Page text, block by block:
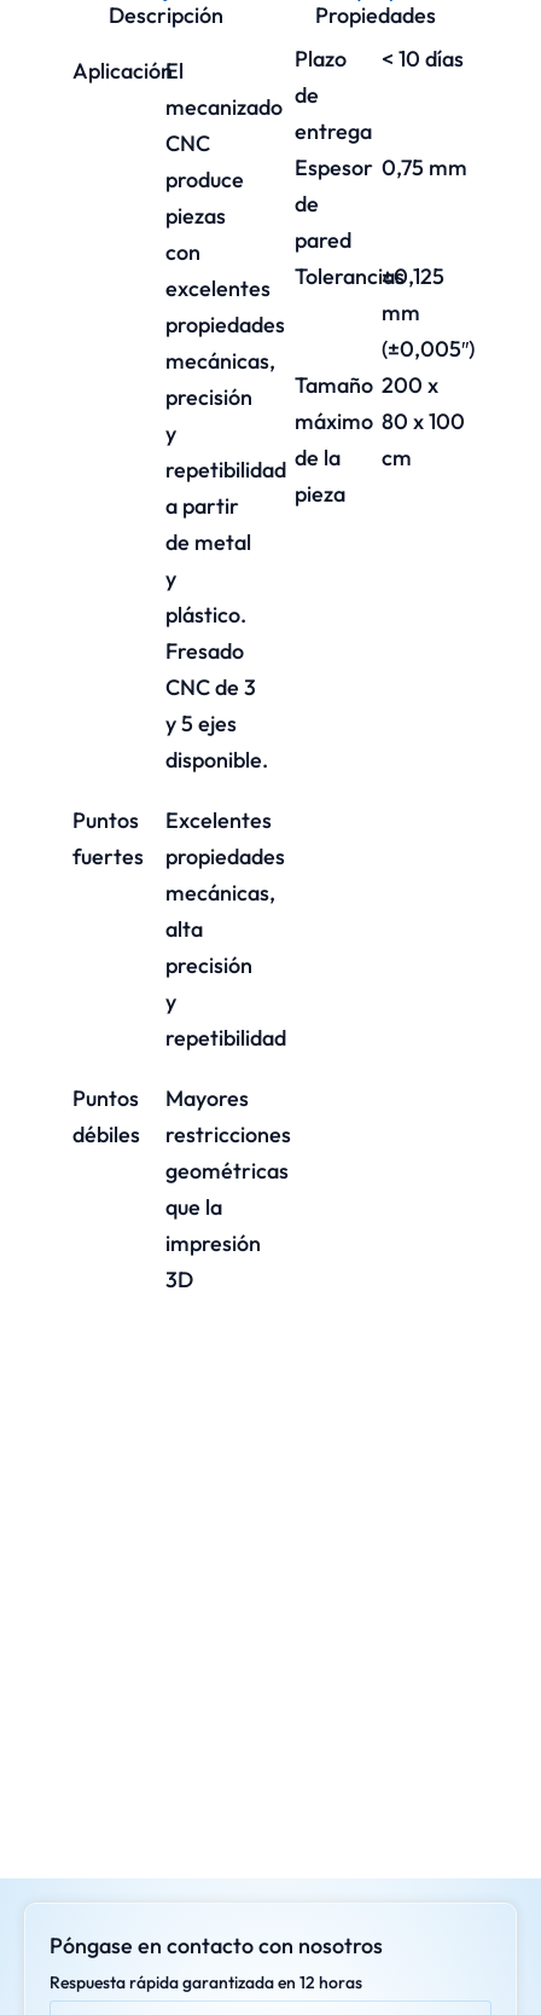
Descripción
AplicaciónEl
mecanizado
CNC
produce
piezas
con
excelentes
propiedades
mecánicas,
precisión
y
repetibilidad
a partir
de metal
y
plástico.
Fresado
CNC de 3
y 5 ejes
disponible.
Puntos
fuertes
Excelentes
propiedades
mecánicas,
alta
precisión
y
repetibilidad
Puntos
débiles
Mayores
restricciones
geométricas
que la
impresión
3D
Propiedades
Plazo
de
entrega
< 10 días
Espesor
de
pared
0,75 mm
Tolerancias±0,125
mm
(±0,005″)
Tamaño
máximo
de la
pieza
200 x
80 x 100
cm
Póngase en contacto con nosotros
Respuesta rápida garantizada en 12 horas